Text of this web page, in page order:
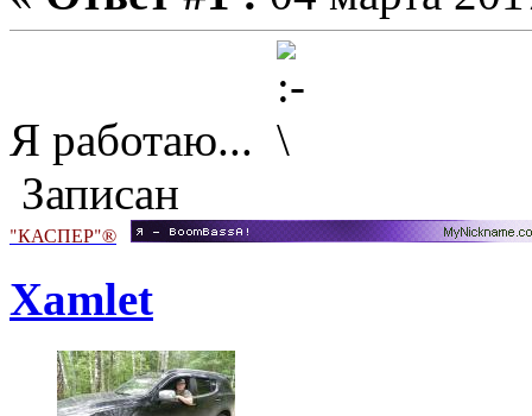
Я работаю...
Записан
"КАСПЕР"®
Xamlet